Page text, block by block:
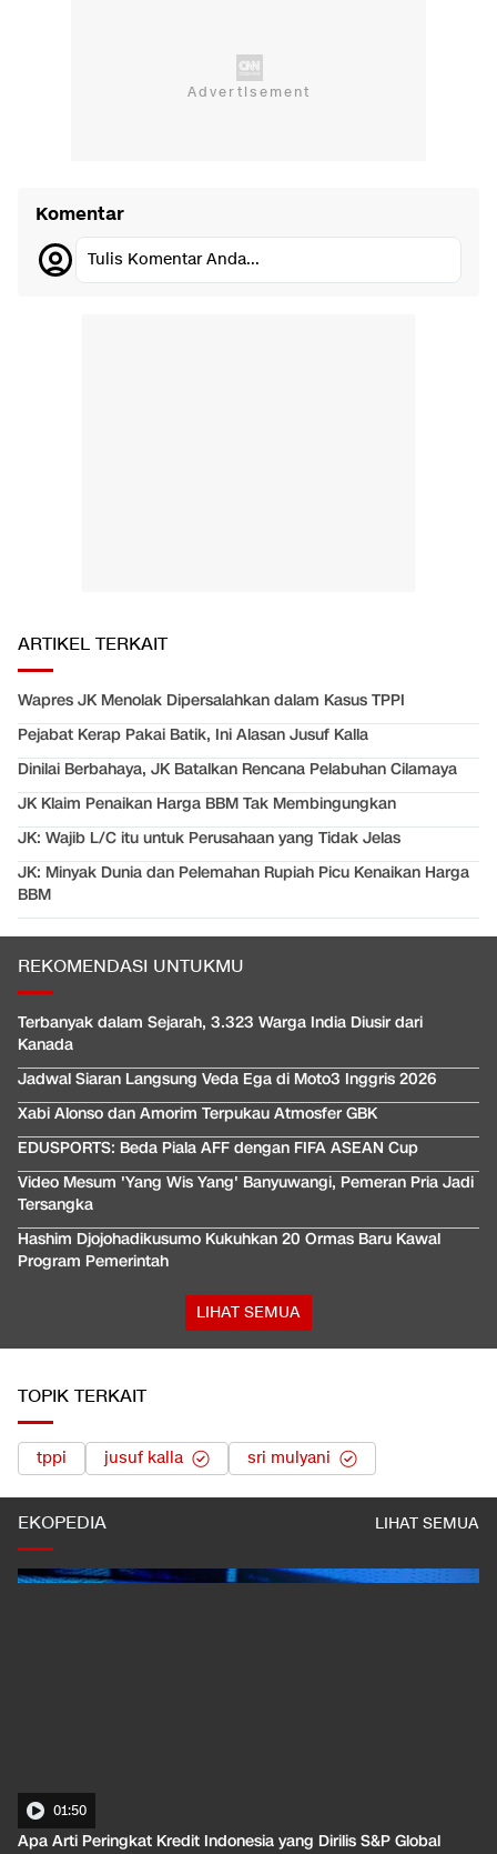
Komentar
Tulis Komentar Anda...
ARTIKEL TERKAIT
Wapres JK Menolak Dipersalahkan dalam Kasus TPPI
Pejabat Kerap Pakai Batik, Ini Alasan Jusuf Kalla
Dinilai Berbahaya, JK Batalkan Rencana Pelabuhan Cilamaya
JK Klaim Penaikan Harga BBM Tak Membingungkan
JK: Wajib L/C itu untuk Perusahaan yang Tidak Jelas
JK: Minyak Dunia dan Pelemahan Rupiah Picu Kenaikan Harga
BBM
REKOMENDASI UNTUKMU
Terbanyak dalam Sejarah, 3.323 Warga India Diusir dari
Kanada
Jadwal Siaran Langsung Veda Ega di Moto3 Inggris 2026
Xabi Alonso dan Amorim Terpukau Atmosfer GBK
EDUSPORTS: Beda Piala AFF dengan FIFA ASEAN Cup
Video Mesum 'Yang Wis Yang' Banyuwangi, Pemeran Pria Jadi
Tersangka
Hashim Djojohadikusumo Kukuhkan 20 Ormas Baru Kawal
Program Pemerintah
LIHAT SEMUA
TOPIK TERKAIT
tppi jusuf kalla sri mulyani
EKOPEDIA LIHAT SEMUA
01:50
Apa Arti Peringkat Kredit Indonesia yang Dirilis S&P Global